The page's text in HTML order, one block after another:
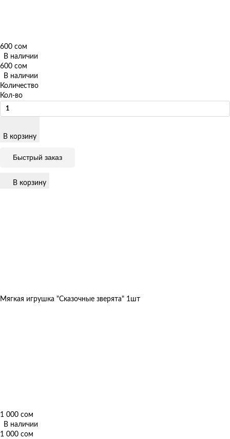
600 сом
В наличии
600 сом
В наличии
Количество
Кол-во
В корзину
Быстрый заказ
В корзину
Мягкая игрушка "Сказочные зверята" 1шт
1 000 сом
В наличии
1 000 сом